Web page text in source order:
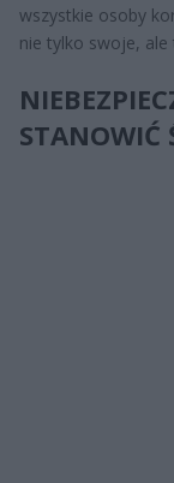
wszystkie osoby
nie tylko swoje,
STANOWIĆ